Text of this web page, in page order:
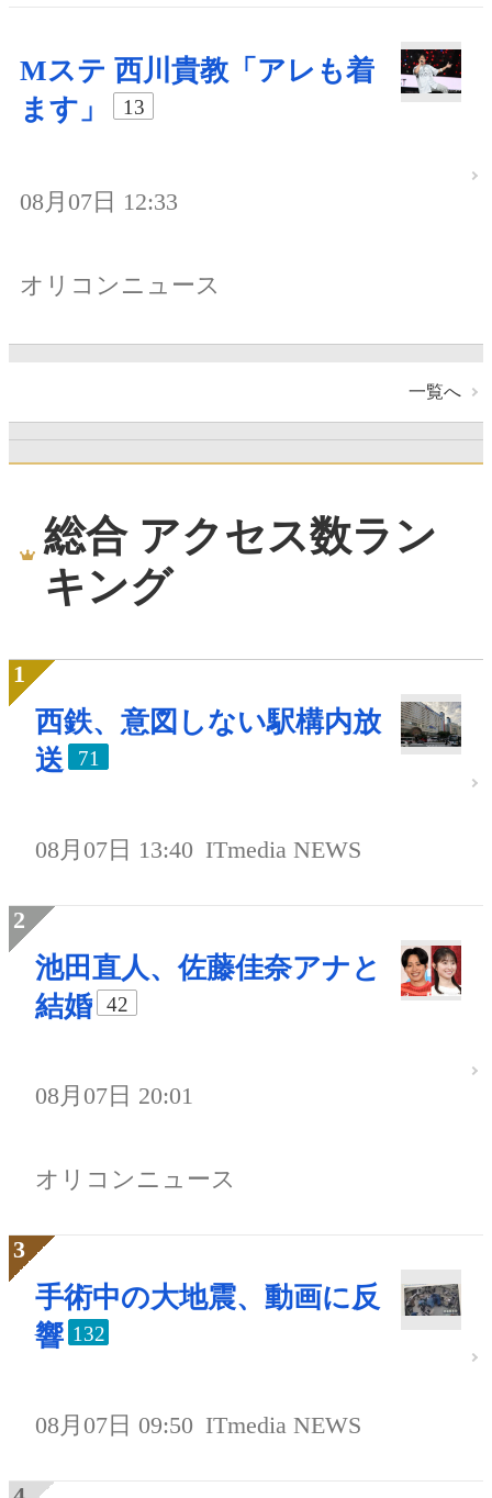
Mステ 西川貴教「アレも着
ます」
13
08月07日 12:33
オリコンニュース
一覧へ
総合 アクセス数ラン
キング
西鉄、意図しない駅構内放
送
71
08月07日 13:40 ITmedia NEWS
池田直人、佐藤佳奈アナと
結婚
42
08月07日 20:01
オリコンニュース
手術中の大地震、動画に反
響 132
08月07日 09:50 ITmedia NEWS